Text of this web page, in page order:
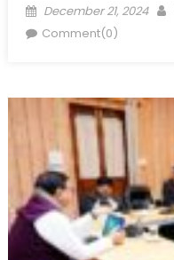
Posted
on
December 21, 2024
Comment(0)